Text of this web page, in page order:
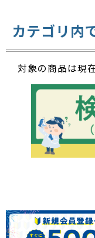
カテゴリ内
対象の商品は現